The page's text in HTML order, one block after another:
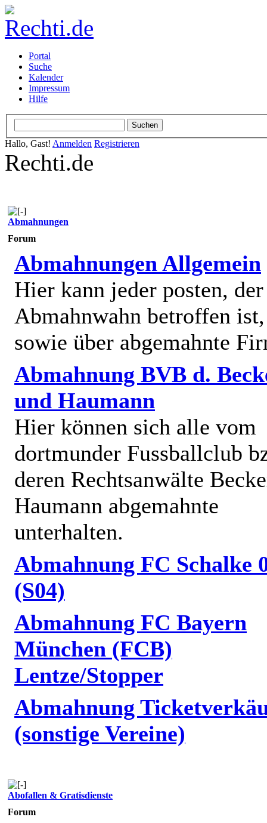
Portal
Suche
Kalender
Impressum
Hilfe
Hallo, Gast! Anmelden Registrieren
Rechti.de
Abmahnungen
Forum
Abmahnungen Allgemein
Hier kann jeder posten,
Abmahnwahn betroffen ist,
sowie über abgemahnte
Abmahnung BVB d.
und Haumann
Hier können sich alle vom
dortmunder Fussballclub
deren Rechtsanwälte
Haumann abgemahnte
unterhalten.
Abmahnung FC Schalke
(S04)
Abmahnung FC Bayern
München (FCB)
Lentze/Stopper
Abmahnung
(sonstige Vereine)
Abofallen & Gratisdienste
Forum